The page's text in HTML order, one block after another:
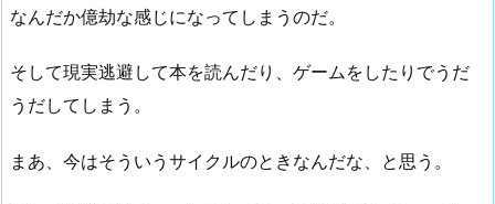
なんだか億劫な感じになってしまうのだ。
そして現実逃避して本を読んだり、ゲームをしたりでうだ
うだしてしまう。
まあ、今はそういうサイクルのときなんだな、と思う。